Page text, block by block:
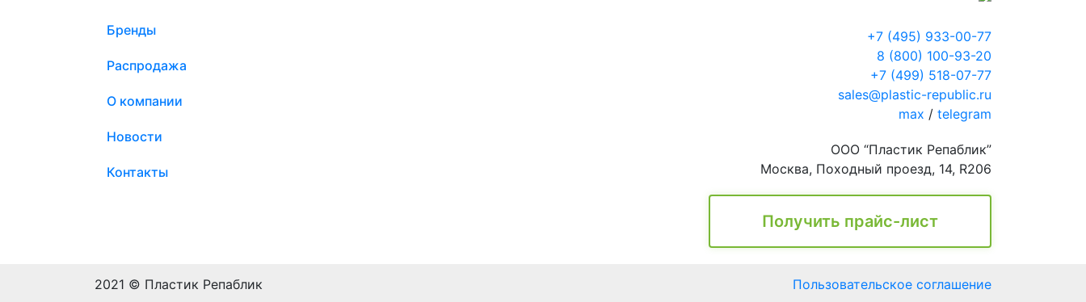
Бренды
Распродажа
О компании
Новости
Контакты
+7 (495) 933-00-77
8 (800) 100-93-20
+7 (499) 518-07-77
sales@plastic-republic.ru
max / telegram
ООО “Пластик Репаблик”
Москва, Походный проезд, 14, R206
Получить прайс-лист
2021 © Пластик Репаблик Пользовательское соглашение